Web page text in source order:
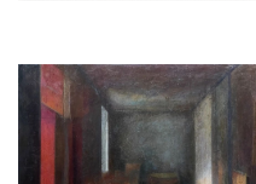
术家罗伯特·博西西奥进行了一
近年创作。
*下文为万一空间与艺术家的原
受访者校核。
R: 罗伯特·博西西奥 Robert